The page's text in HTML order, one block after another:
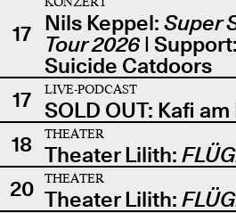
17 Nils Keppel: Super
Tour 2026|
Suicide Catdoors
17
LIVE-PODCAST
SOLD OUT: Kafi
18
THEATER
Theater Lilith:
20
THEATER
Theater Lilith: